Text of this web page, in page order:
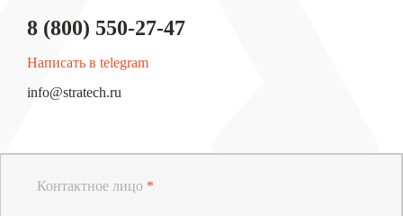
8 (800) 550-27-47
Написать в telegram
info@stratech.ru
Контактное лицо *